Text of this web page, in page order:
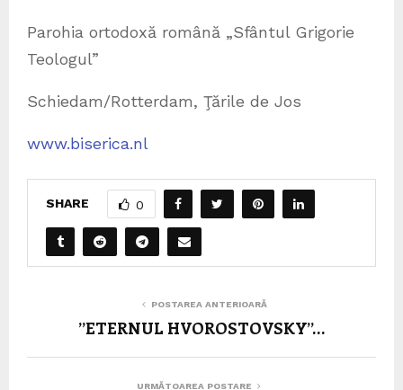
Parohia ortodoxă română „Sfântul Grigorie
Teologul”
Schiedam/Rotterdam, Ţările de Jos
www.biserica.nl
SHARE 0
POSTAREA ANTERIOARĂ
”ETERNUL HVOROSTOVSKY”…
URMĂTOAREA POSTARE